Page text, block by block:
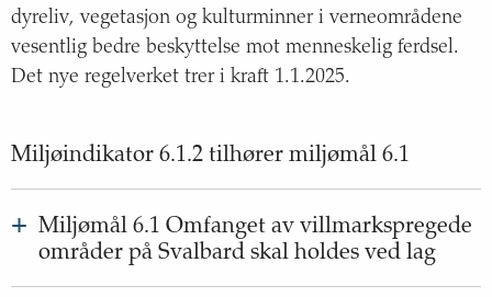
dyreliv, vegetasjon og kulturminner i verneområdene
vesentlig bedre beskyttelse mot menneskelig ferdsel.
Det nye regelverket trer i kraft 1.1.2025.
Miljøindikator 6.1.2 tilhører miljømål 6.1
+ Miljømål 6.1 Omfanget av villmarkspregede
områder på Svalbard skal holdes ved lag